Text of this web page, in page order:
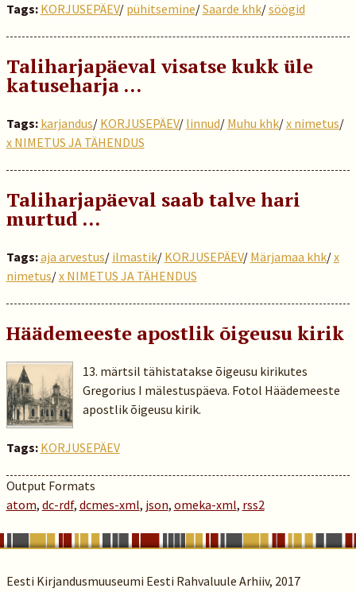
Tags: KORJUSEPÄEV/ pühitsemine/Saarde khk/söögid
Taliharjapäeval visatse kukk üle
katuseharja …
Tags: karjandus/ KORJUSEPÄEV/ linnud/ Muhu khk/x nimetus/
x NIMETUS JA TÄHENDUS
Taliharjapäeval saab talve hari
murtud …
Tags:aja arvestus/ ilmastik/ KORJUSEPÄEV/ Märjamaa khk/x
nimetus/x NIMETUS JA TÄHENDUS
Häädemeeste apostlik õigeusu kirik
13. märtsil tähistatakse õigeusu kirikutes
Gregorius I mälestuspäeva. Fotol Häädemeeste
apostlik õigeusu kirik.
Tags: KORJUSEPÄEV
Output Formats
atom, dc-rdf, dcmes-xml, json, omeka-xml, rss2
Eesti Kirjandusmuuseumi Eesti Rahvaluule Arhiiv, 2017